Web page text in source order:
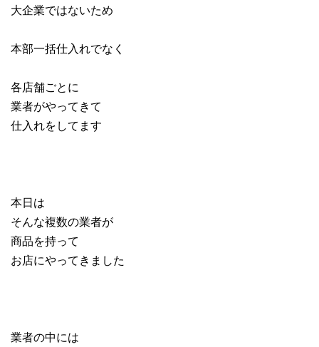
大企業ではないため
本部一括仕入れでなく
各店舗ごとに
業者がやってきて
仕入れをしてます
本日は
そんな複数の業者が
商品を持って
お店にやってきました
業者の中には